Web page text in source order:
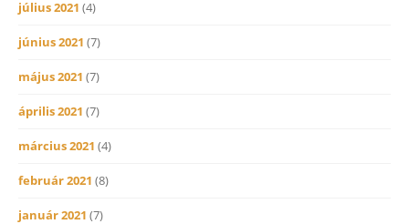
július 2021 (4)
június 2021 (7)
május 2021 (7)
április 2021 (7)
március 2021 (4)
február 2021 (8)
január 2021 (7)